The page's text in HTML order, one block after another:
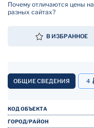
Почему отличаются цены на
разных сайтах?
В ИЗБРАННОЕ
ОБЩИЕ СВЕДЕНИЯ 4
КОД ОБЪЕКТА
ГОРОД/РАЙОН